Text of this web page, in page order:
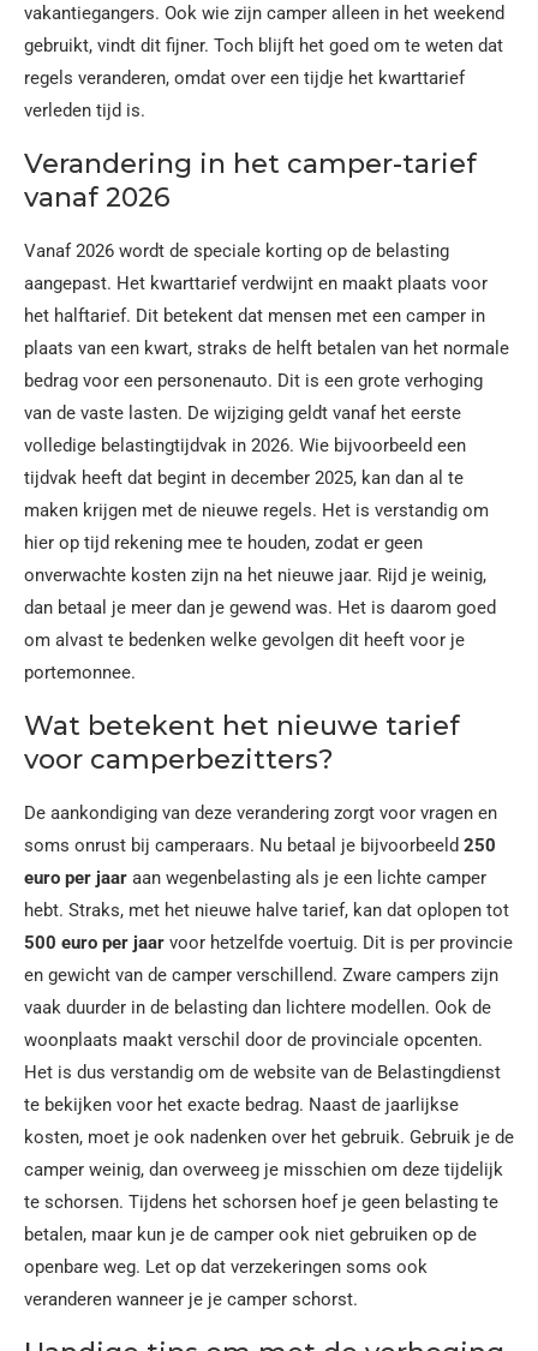
vakantiegangers. Ook wie zijn camper alleen in het weekend
gebruikt, vindt dit fijner. Toch blijft het goed om te weten dat
regels veranderen, omdat over een tijdje het kwarttarief
verleden tijd is.
Verandering in het camper-tarief
vanaf 2026
Vanaf 2026 wordt de speciale korting op de belasting
aangepast. Het kwarttarief verdwijnt en maakt plaats voor
het halftarief. Dit betekent dat mensen met een camper in
plaats van een kwart, straks de helft betalen van het normale
bedrag voor een personenauto. Dit is een grote verhoging
van de vaste lasten. De wijziging geldt vanaf het eerste
volledige belastingtijdvak in 2026. Wie bijvoorbeeld een
tijdvak heeft dat begint in december 2025, kan dan al te
maken krijgen met de nieuwe regels. Het is verstandig om
hier op tijd rekening mee te houden, zodat er geen
onverwachte kosten zijn na het nieuwe jaar. Rijd je weinig,
dan betaal je meer dan je gewend was. Het is daarom goed
om alvast te bedenken welke gevolgen dit heeft voor je
portemonnee.
Wat betekent het nieuwe tarief
voor camperbezitters?
De aankondiging van deze verandering zorgt voor vragen en
soms onrust bij camperaars. Nu betaal je bijvoorbeeld 250
euro per jaar aan wegenbelasting als je een lichte camper
hebt. Straks, met het nieuwe halve tarief, kan dat oplopen tot
500 euro per jaar voor hetzelfde voertuig. Dit is per provincie
en gewicht van de camper verschillend. Zware campers zijn
vaak duurder in de belasting dan lichtere modellen. Ook de
woonplaats maakt verschil door de provinciale opcenten.
Het is dus verstandig om de website van de Belastingdienst
te bekijken voor het exacte bedrag. Naast de jaarlijkse
kosten, moet je ook nadenken over het gebruik. Gebruik je de
camper weinig, dan overweeg je misschien om deze tijdelijk
te schorsen. Tijdens het schorsen hoef je geen belasting te
betalen, maar kun je de camper ook niet gebruiken op de
openbare weg. Let op dat verzekeringen soms ook
veranderen wanneer je je camper schorst.